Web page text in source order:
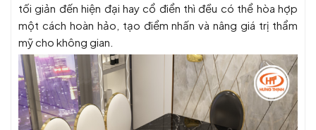
tối giản đến hiện đại hay cổ điển thì đều có thể hòa hợp
một cách hoàn hảo, tạo điểm nhấn và nâng giá trị thẩm
mỹ cho không gian.